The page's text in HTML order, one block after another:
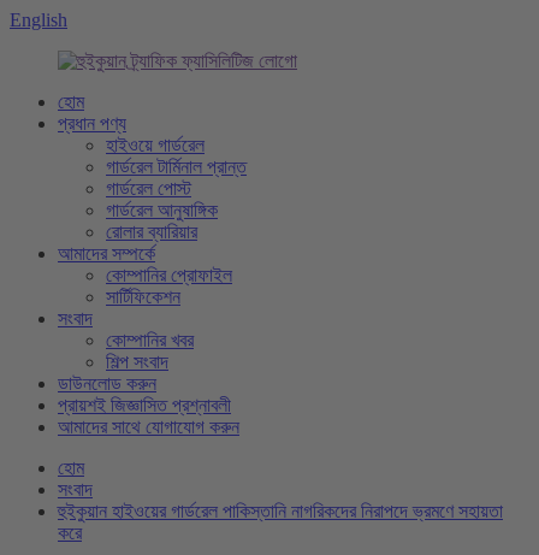
English
হোম
প্রধান পণ্য
হাইওয়ে গার্ডরেল
গার্ডরেল টার্মিনাল প্রান্ত
গার্ডরেল পোস্ট
গার্ডরেল আনুষাঙ্গিক
রোলার ব্যারিয়ার
আমাদের সম্পর্কে
কোম্পানির প্রোফাইল
সার্টিফিকেশন
সংবাদ
কোম্পানির খবর
শিল্প সংবাদ
ডাউনলোড করুন
প্রায়শই জিজ্ঞাসিত প্রশ্নাবলী
আমাদের সাথে যোগাযোগ করুন
হোম
সংবাদ
হুইকুয়ান হাইওয়ের গার্ডরেল পাকিস্তানি নাগরিকদের নিরাপদে ভ্রমণে সহায়তা
করে